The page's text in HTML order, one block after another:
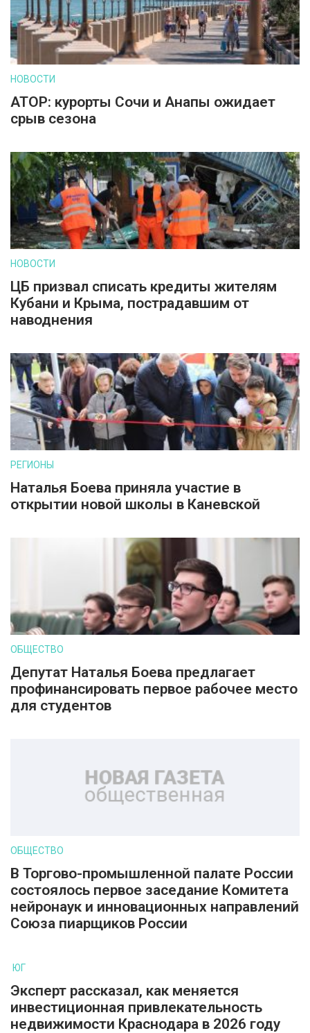
НОВОСТИ
АТОР: курорты Сочи и Анапы ожидает
срыв сезона
НОВОСТИ
ЦБ призвал списать кредиты жителям
Кубани и Крыма, пострадавшим от
наводнения
РЕГИОНЫ
Наталья Боева приняла участие в
открытии новой школы в Каневской
ОБЩЕСТВО
Депутат Наталья Боева предлагает
профинансировать первое рабочее место
для студентов
ОБЩЕСТВО
В Торгово-промышленной палате России
состоялось первое заседание Комитета
нейронаук и инновационных направлений
Союза пиарщиков России
ЮГ
Эксперт рассказал, как меняется
инвестиционная привлекательность
недвижимости Краснодара в 2026 году